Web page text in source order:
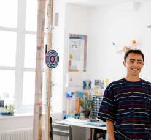
PROGRAMMATION
MAGAZINE
ESPACES DE PRATIQUE
Recherche
Connexion